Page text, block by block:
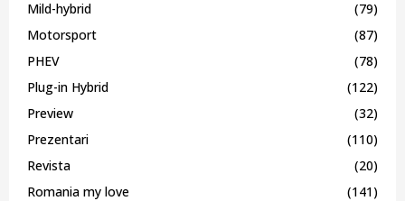
Mild-hybrid
(79)
Motorsport
(87)
PHEV
(78)
Plug-in Hybrid
(122)
Preview
(32)
Prezentari
(110)
Revista
(20)
Romania my love
(141)